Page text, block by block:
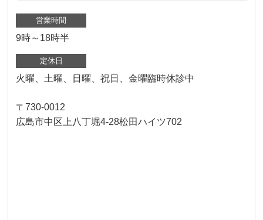
営業時間
9時～18時半
定休日
火曜、土曜、日曜、祝日、金曜臨時休診中
〒730-0012
広島市中区上八丁堀4-28松田ハイツ702